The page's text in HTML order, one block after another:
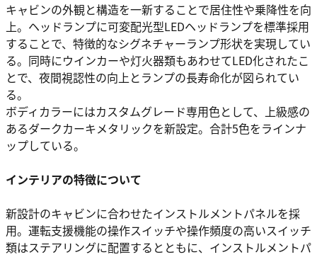
キャビンの外観と構造を一新することで居住性や乗降性を向
上。ヘッドランプに可変配光型LEDヘッドランプを標準採用
することで、特徴的なシグネチャーランプ形状を実現してい
る。同時にウインカーや灯火器類もあわせてLED化されたこ
とで、夜間視認性の向上とランプの長寿命化が図られてい
る。
ボディカラーにはカスタムグレード専用色として、上級感の
あるダークカーキメタリックを新設定。合計5色をラインナ
ップしている。
インテリアの特徴について
新設計のキャビンに合わせたインストルメントパネルを採
用。運転支援機能の操作スイッチや操作頻度の高いスイッチ
類はステアリングに配置するとともに、インストルメントパ